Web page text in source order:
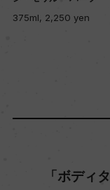
12
375ml, 2,250 yen
「ボディ